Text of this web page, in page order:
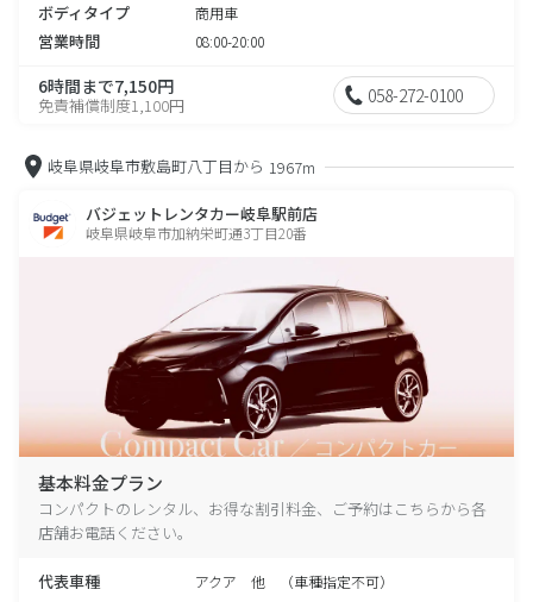
ボディタイプ 商用車
営業時間 08:00-20:00
6時間まで7,150円
免責補償制度1,100円 058-272-0100
岐阜県岐阜市敷島町八丁目から 1967m
バジェットレンタカー岐阜駅前店
岐阜県岐阜市加納栄町通3丁目20番
基本料金プラン
コンパクトのレンタル、お得な割引料金、ご予約はこちらから各
店舗お電話ください。
代表車種 アクア 他 （車種指定不可）